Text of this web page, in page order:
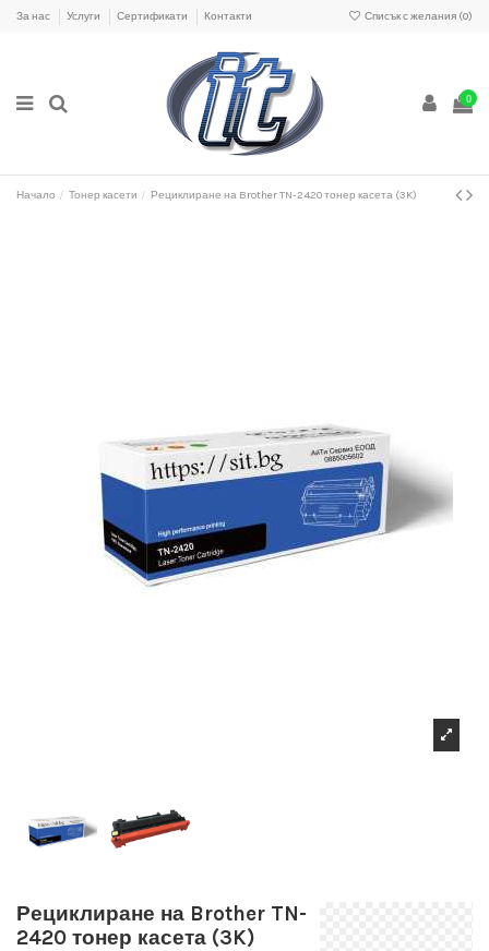
За нас Услуги Сертификати Контакти Списък с желания (0)
0
Начало Тонер касети Рециклиране на Brother TN-2420 тонер касета (3K)
Рециклиране на Brother TN-
2420 тонер касета (3K)